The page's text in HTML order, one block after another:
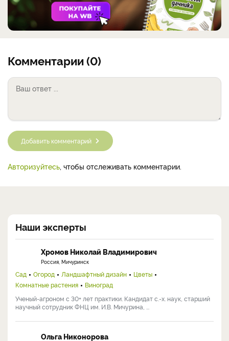
Комментарии (0)
Добавить комментарий
Авторизуйтесь, чтобы отслеживать комментарии.
Наши эксперты
Хромов Николай Владимирович
Россия, Мичуринск
Сад Огород Ландшафтный дизайн
Цветы
Комнатные растения
Виноград
Ученый-агроном с 30+ лет практики. Кандидат с.-х. наук, старший
научный сотрудник ФНЦ им. И.В. Мичурина, ...
Ольга Никонорова